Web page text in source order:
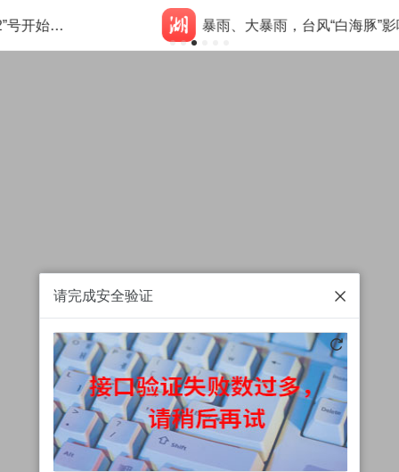
暴雨、大暴雨，台风“白海豚”影响湖北
请完成安全验证